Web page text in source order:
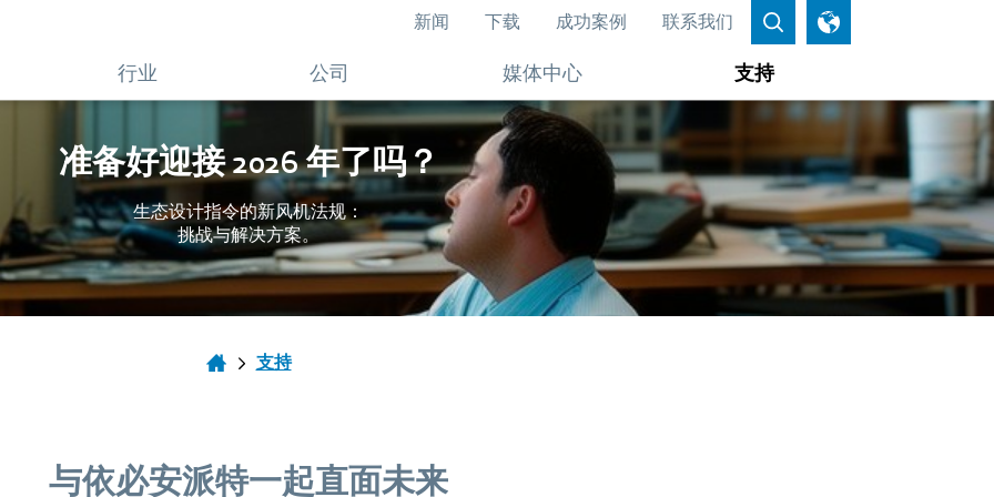
新闻 下载 成功案例 联系我们
行业 公司 媒体中心 支持
准备好迎接 2026 年了吗？
生态设计指令的新风机法规：
挑战与解决方案。
支持
与依必安派特一起直面未来